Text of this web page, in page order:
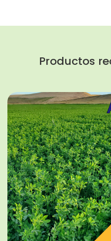
Productos